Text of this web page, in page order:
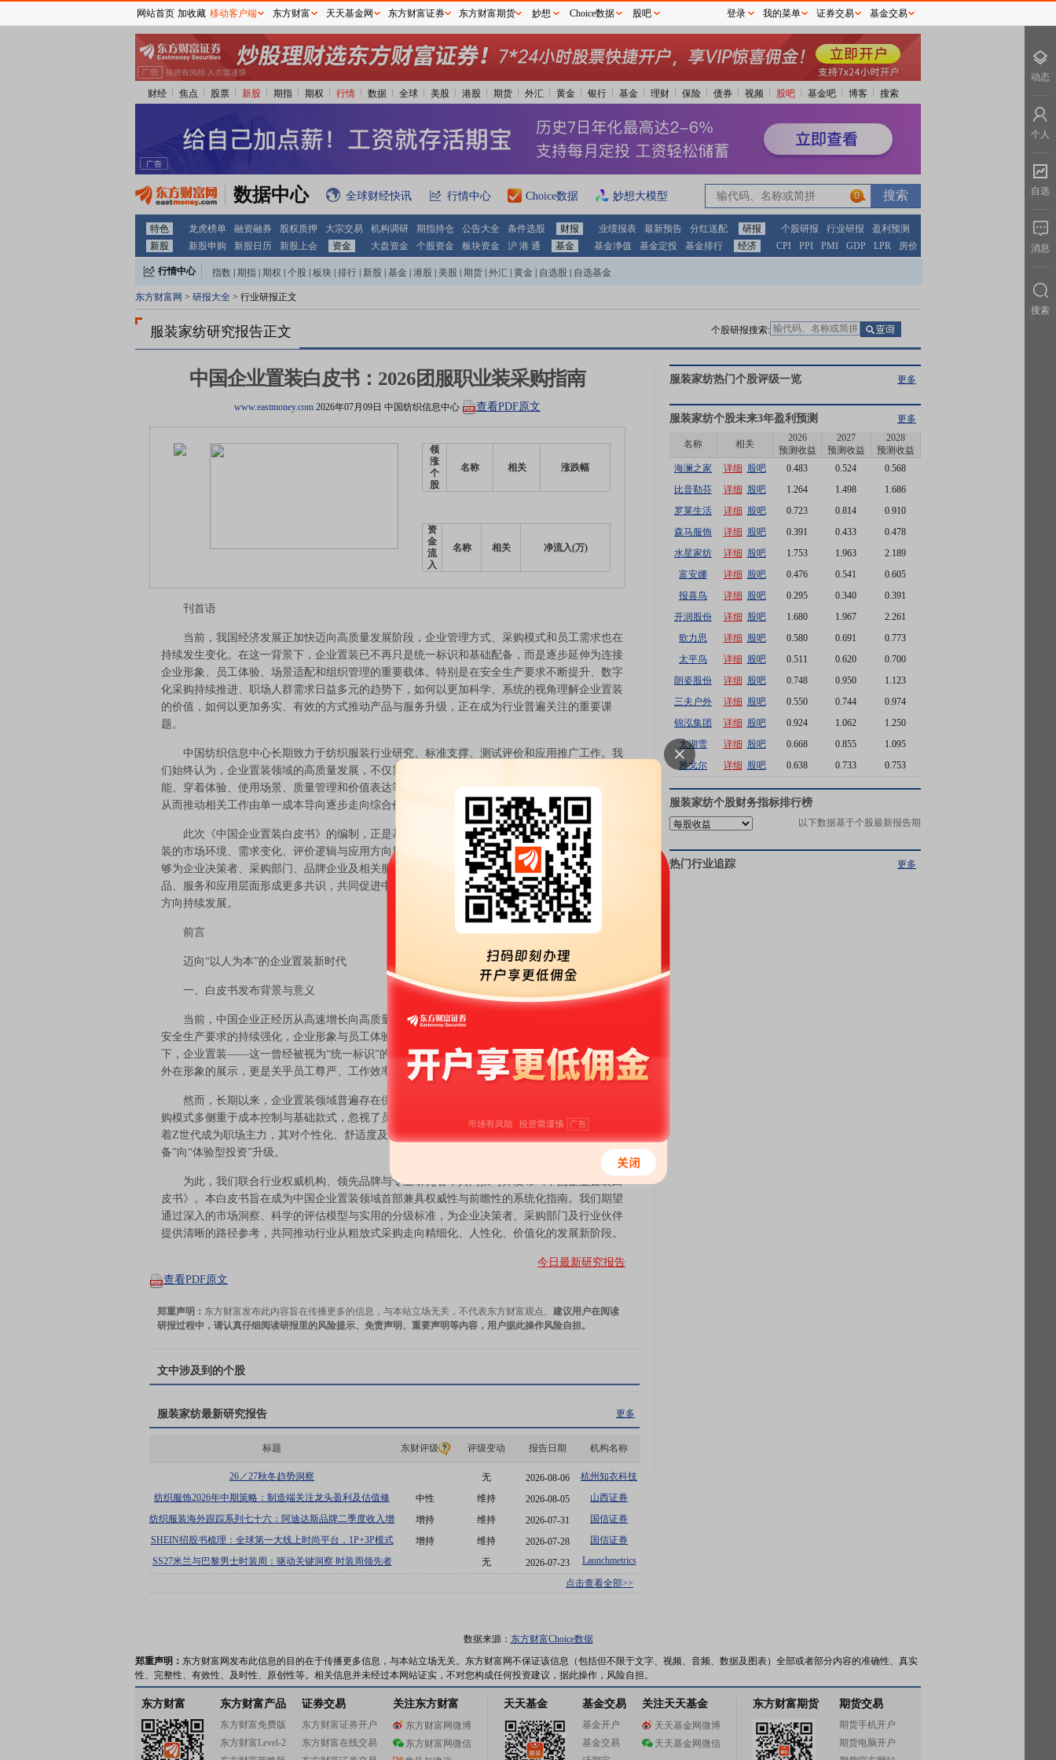
财经 焦点 股票 新股 期指 期权 行情 数据 全球 美股 港股 期货 外汇 黄金 银行 基金 理财 保险 债券 视频 股吧 基金吧 博客 搜索
数据中心 全球财经快讯 行情中心 Choice数据 妙想大模型 0
0
特色 龙虎榜单 融资融券 股权质押 大宗交易 机构调研 期指持仓 公告大全 条件选股 财报 业绩报表 最新预告 分红送配 研报 个股研报 行业研报
盈利预测
新股
新股申购 新股日历 新股上会 资金 大盘资金 个股资金 板块资金 沪 港 通 基金 基金净值 基金定投 基金排行 经济 CPI PPI PMI GDP LPR 房价
行情中心 指数 期指 期权 个股 板块 排行 新股 基金 港股 美股 期货 外汇 黄金 自选股 自选基金
东方财富网 > 研报大全 > 行业研报正文
服装家纺研究报告正文 个股研报搜索:
中国企业置装白皮书：2026团服职业装采购指南
www.eastmoney.com 2026年07月09日 中国纺织信息中心 查看PDF原文
领
涨
个
股
名称 相关 涨跌幅
资
金
流
入
名称 相关 净流入(万)
刊首语
当前，我国经济发展正加快迈向高质量发展阶段，企业管理方式、采购模式和员工需求也在
持续发生变化。在这一背景下，企业置装已不再只是统一标识和基础配备，而是逐步延伸为连接
企业形象、员工体验、场景适配和组织管理的重要载体。特别是在安全生产要求不断提升、数字
化采购持续推进、职场人群需求日益多元的趋势下，如何以更加科学、系统的视角理解企业置装
的价值，如何以更加务实、有效的方式推动产品与服务升级，正在成为行业普遍关注的重要课
题。
中国纺织信息中心长期致力于纺织服装行业研究、标准支撑、测试评价和应用推广工作。我
们始终认为，企业置装领域的高质量发展，不仅需要供应链效率的持续提升，更需要围绕产品功
能、穿着体验、使用场景、质量管理和价值表达等维度，形成更加完整的研究认知和方法支撑，
从而推动相关工作由单一成本导向逐步走向综合价值导向。
此次《中国企业置装白皮书》的编制，正是基于行业发展趋势与现实应用需求，围绕企业置
装的市场环境、需求变化、评价逻辑与应用方向展开的一次系统研究。我们期待，这份白皮书能
够为企业决策者、采购部门、品牌企业及相关服务机构提供有益参考，推动行业各方在研究、产
品、服务和应用层面形成更多共识，共同促进中国企业置装向更加专业、舒适、协同和高质量的
方向持续发展。
前言
迈向“以人为本”的企业置装新时代
一、白皮书发布背景与意义
当前，中国企业正经历从高速增长向高质量发展的深刻转型。伴随着“新质生产力”的提出与
安全生产要求的持续强化，企业形象与员工体验已成为塑造核心竞争力的重要维度。在此背景
下，企业置装——这一曾经被视为“统一标识”的传统需求，正被赋予全新的内涵：它不仅是企业
外在形象的展示，更是关乎员工尊严、工作效率与职业幸福感的重要载体。
然而，长期以来，企业置装领域普遍存在供需错配、标准缺失、体验不佳等痛点。传统的采
购模式多侧重于成本控制与基础款式，忽视了员工在体感、行动、心理等多维度的真实需求。随
着Z世代成为职场主力，其对个性化、舒适度及功能性的追求，正推动着企业置装从“保障性配
备”向“体验型投资”升级。
为此，我们联合行业权威机构、领先品牌与专业研究者，共同撰写并发布《中国企业置装白
皮书》。本白皮书旨在成为中国企业置装领域首部兼具权威性与前瞻性的系统化指南。我们期望
通过深入的市场洞察、科学的评估模型与实用的分级标准，为企业决策者、采购部门及行业伙伴
提供清晰的路径参考，共同推动行业从粗放式采购走向精细化、人性化、价值化的发展新阶段。
今日最新研究报告
查看PDF原文
郑重声明： 东方财富发布此内容旨在传播更多的信息，与本站立场无关，不代表东方财富观点。 建议用户在阅读
研报过程中，请认真仔细阅读研报里的风险提示、免责声明、重要声明等内容，用户据此操作风险自担。
文中涉及到的个股
服装家纺最新研究报告 更多
标题 东财评级 评级变动 报告日期 机构名称
26／27秋冬趋势洞察 无 2026-08-06
杭州知衣科技
纺织服饰2026年中期策略：制造端关注龙头盈利及估值修
中性 维持 2026-08-05
山西证券
纺织服装海外跟踪系列七十六：阿迪达斯品牌二季度收入增
增持 维持 2026-07-31
国信证券
SHEIN招股书梳理：全球第一大线上时尚平台，1P+3P模式
增持 维持 2026-07-28
国信证券
SS27米兰与巴黎男士时装周：驱动关键洞察 时装周领先者
无 2026-07-23 Launchmetrics
点击查看全部>>
服装家纺热门个股评级一览 更多
服装家纺个股未来3年盈利预测 更多
名称 相关
2026
预测收益
2027
预测收益
2028
预测收益
海澜之家
详细 股吧 0.483 0.524
0.568
比音勒芬
详细 股吧 1.264 1.498
1.686
罗莱生活
详细 股吧 0.723 0.814
0.910
森马服饰
详细 股吧 0.391 0.433
0.478
水星家纺
详细 股吧 1.753 1.963
2.189
富安娜
详细 股吧 0.476 0.541
0.605
报喜鸟
详细 股吧 0.295 0.340
0.391
开润股份
详细 股吧 1.680 1.967
2.261
歌力思
详细 股吧 0.580 0.691
0.773
太平鸟
详细 股吧 0.511 0.620
0.700
朗姿股份
详细 股吧 0.748 0.950
1.123
三夫户外
详细 股吧 0.550 0.744
0.974
锦泓集团
详细 股吧 0.924 1.062
1.250
太湖雪
详细 股吧 0.668 0.855
1.095
雅戈尔
详细 股吧 0.638 0.733 0.753
服装家纺个股财务指标排行榜
以下数据基于个股最新报告期
热门行业追踪 更多
数据来源： 东方财富Choice数据
郑重声明： 东方财富网发布此信息的目的在于传播更多信息，与本站立场无关。东方财富网不保证该信息（包括但不限于文字、视频、音频、数据及图表）全部或者部分内容的准确性、真实
性、完整性、有效性、及时性、原创性等。相关信息并未经过本网站证实，不对您构成任何投资建议，据此操作，风险自担。
东方财富 东方财富产品
东方财富免费版
东方财富Level-2
证券交易
东方财富证券开户
东方财富在线交易
关注东方财富
东方财富网微博
东方财富网微信
天天基金 基金交易
基金开户
基金交易
关注天天基金
天天基金网微博
天天基金网微信
东方财富期货 期货交易
期货手机开户
期货电脑开户
网站首页 加收藏 移动客户端 东方财富 天天基金网 东方财富证券 东方财富期货 妙想 Choice数据 股吧 登录 我的菜单 证券交易 基金交易
动态
个人
自选
消息
搜索